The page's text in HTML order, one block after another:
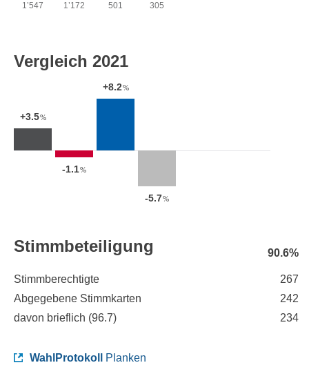
1’547 1’172 501 305
Vergleich 2021
+3.5%
-1.1%
+8.2%
-5.7%
Stimmbeteiligung 90.6%
Stimmberechtigte
267
Abgegebene Stimmkarten
242
davon brieflich (96.7) 234
WahlProtokoll Planken